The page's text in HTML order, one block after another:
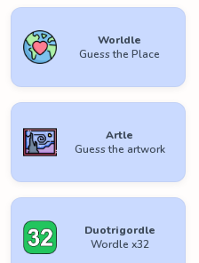
Worldle
Guess the Place
Artle
Guess the artwork
Duotrigordle
Wordle x32